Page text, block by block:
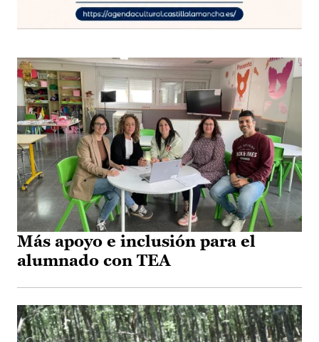
Más apoyo e inclusión para el
alumnado con TEA